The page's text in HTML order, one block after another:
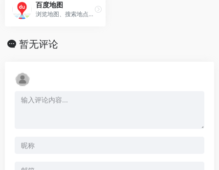
百度地图
浏览地图、搜索地点、查询公交驾车线路、查看实时路况，您的出行指南、生活助手。提供地铁线路图浏览，乘车方案查询，以及准确的票价和时间信息。
暂无评论